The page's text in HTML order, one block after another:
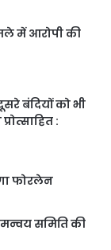
में आरोपी की
बंदियों को भी
:
फोरलेन
समिति की